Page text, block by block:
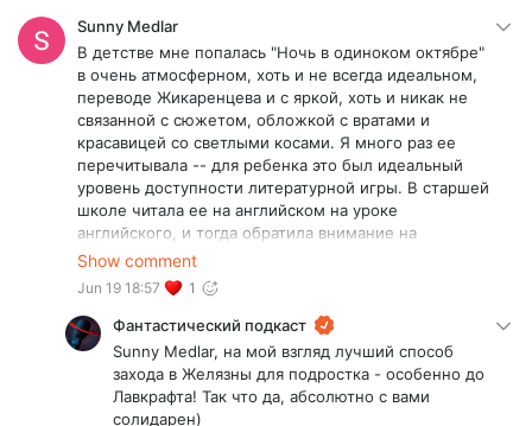
Sunny Medlar
В детстве мне попалась "Ночь в одиноком октябре"
в очень атмосферном, хоть и не всегда идеальном,
переводе Жикаренцева и с яркой, хоть и никак не
связанной с сюжетом, обложкой с вратами и
красавицей со светлыми косами. Я много раз ее
перечитывала -- для ребенка это был идеальный
уровень доступности литературной игры. В старшей
школе читала ее на английском на уроке
английского, и тогда обратила внимание на
выразительность довольно минималистичных
диалогов и глаголов.
Но самым классным было то, что я прочитала "Ночь
в одиноком октябре" до Лавкрафта. После нее
любые путешествия по миру грез воспринимались
как возвращение в знакомый мир, примерно как его
и ощущали все герои-сновидцы.
Show comment
Jun 19 18:57 1
Фантастический подкаст
Sunny Medlar, на мой взгляд лучший способ
захода в Желязны для подростка - особенно до
Лавкрафта! Так что да, абсолютно с вами
солидарен)